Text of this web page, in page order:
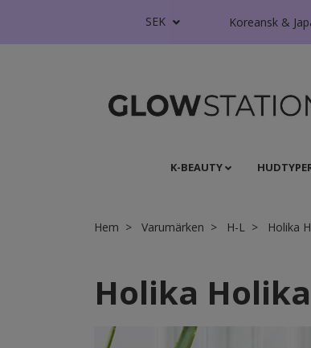
SEK Koreansk &
K-BEAUTY
Hem Varumärken H-L Holika
Holika Holika